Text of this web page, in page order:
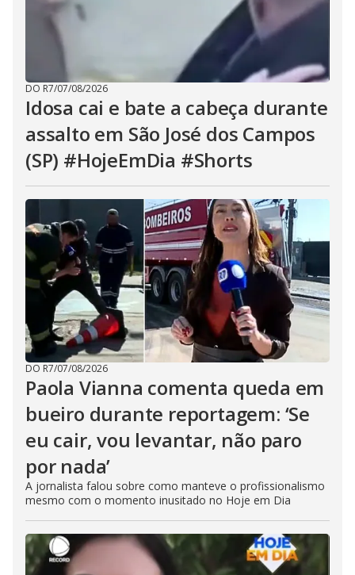
DO R7/07/08/2026
Idosa cai e bate a cabeça durante
assalto em São José dos Campos
(SP) #HojeEmDia #Shorts
DO R7/07/08/2026
Paola Vianna comenta queda em
bueiro durante reportagem: ‘Se
eu cair, vou levantar, não paro
por nada’
A jornalista falou sobre como manteve o profissionalismo
mesmo com o momento inusitado no Hoje em Dia